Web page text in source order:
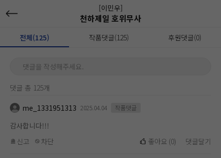
[이민우]
천하제일 호위무사
전체(125) 작품댓글(125) 후원댓글(0)
댓글을 작성해주세요.
댓글 총 125개
me_1331951313 2025.04.04 작품댓글
감사합니다!!!
신고
차단 좋아요 (0) 댓글달기